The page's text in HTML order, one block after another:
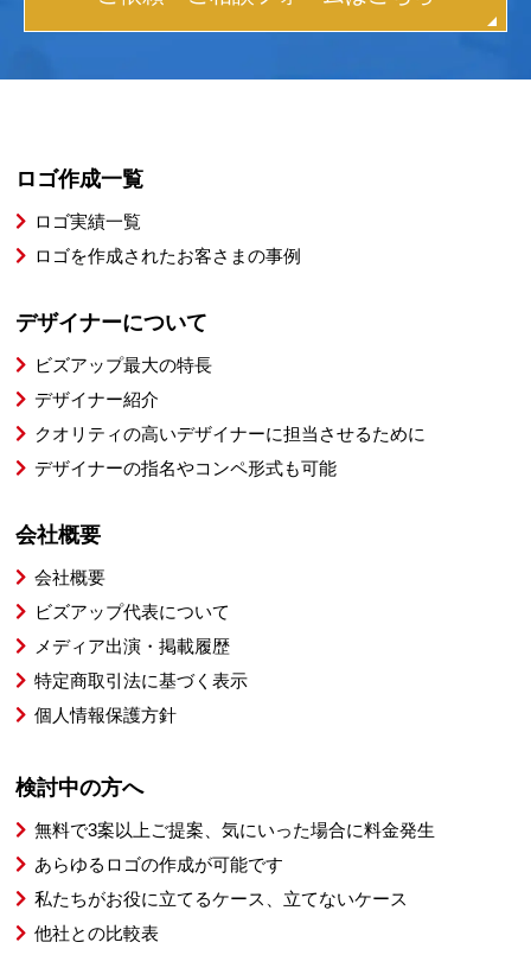
ロゴ作成一覧
ロゴ実績一覧
ロゴを作成されたお客さまの事例
デザイナーについて
ビズアップ最大の特長
デザイナー紹介
クオリティの高いデザイナーに担当させるために
デザイナーの指名やコンペ形式も可能
会社概要
会社概要
ビズアップ代表について
メディア出演・掲載履歴
特定商取引法に基づく表示
個人情報保護方針
検討中の方へ
無料で3案以上ご提案、気にいった場合に料金発生
あらゆるロゴの作成が可能です
私たちがお役に立てるケース、立てないケース
他社との比較表